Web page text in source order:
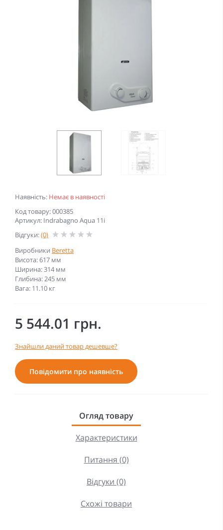
Наявність: Немає в наявності
Код товару: 000385
Артикул: Indrabagno Aqua 11i
Відгуки:(0)
Виробники Beretta
Висота: 617 мм
Ширина: 314 мм
Глибина: 245 мм
Вага: 11.10 кг
5 544.01 грн.
Знайшли даний товар дешевше?
Повідомити про наявність
Огляд товару
Характеристики
Питання (0)
Відгуки (0)
Схожі товари